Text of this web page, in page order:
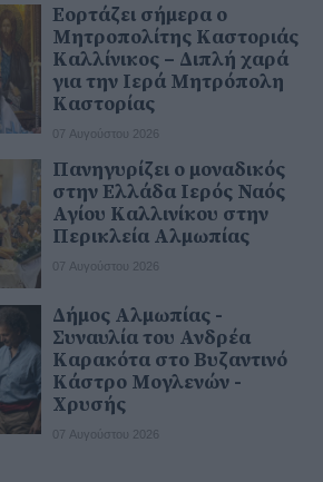
Εορτάζει σήμερα ο
Μητροπολίτης Καστοριάς
Καλλίνικος – Διπλή χαρά
για την Ιερά Μητρόπολη
Καστορίας
07 Αυγούστου 2026
Πανηγυρίζει ο μοναδικός
στην Ελλάδα Ιερός Ναός
Αγίου Καλλινίκου στην
Περικλεία Αλμωπίας
07 Αυγούστου 2026
Δήμος Αλμωπίας -
Συναυλία του Ανδρέα
Καρακότα στο Βυζαντινό
Κάστρο Μογλενών -
Χρυσής
07 Αυγούστου 2026